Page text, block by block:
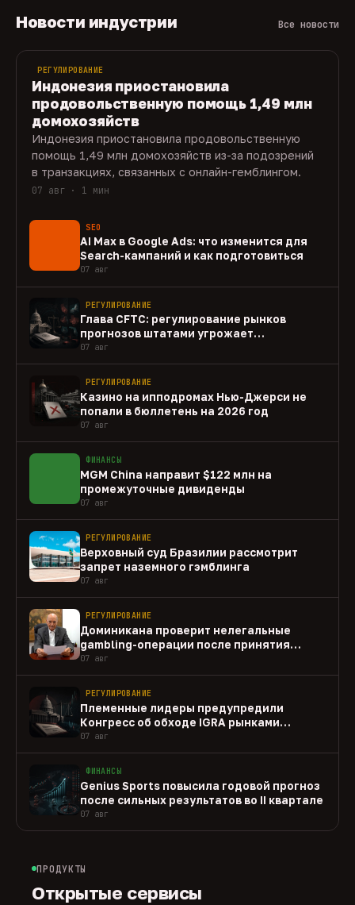
Новости индустрии Все новости
РЕГУЛИРОВАНИЕ
Индонезия приостановила
продовольственную помощь 1,49 млн
домохозяйств
Индонезия приостановила продовольственную
помощь 1,49 млн домохозяйств из-за подозрений
в транзакциях, связанных с онлайн-гемблингом.
07 авг · 1 мин
SEO
AI Max в Google Ads: что изменится для
Search-кампаний и как подготовиться
07 авг
РЕГУЛИРОВАНИЕ
Глава CFTC: регулирование рынков
прогнозов штатами угрожает
федеральному рынку
07 авг
РЕГУЛИРОВАНИЕ
Казино на ипподромах Нью-Джерси не
попали в бюллетень на 2026 год
07 авг
ФИНАНСЫ
MGM China направит $122 млн на
промежуточные дивиденды
07 авг
РЕГУЛИРОВАНИЕ
Верховный суд Бразилии рассмотрит
запрет наземного гэмблинга
07 авг
РЕГУЛИРОВАНИЕ
Доминикана проверит нелегальные
gambling-операции после принятия
закона
07 авг
РЕГУЛИРОВАНИЕ
Племенные лидеры предупредили
Конгресс об обходе IGRA рынками
прогнозов
07 авг
ФИНАНСЫ
Genius Sports повысила годовой прогноз
после сильных результатов во II квартале
07 авг
ПРОДУКТЫ
Открытые сервисы